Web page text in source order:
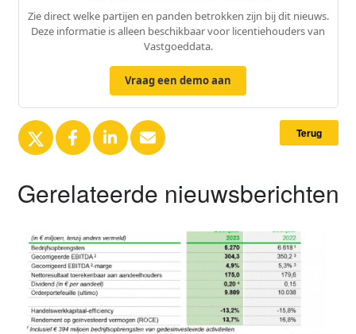
Zie direct welke partijen en panden betrokken zijn bij dit nieuws.
Deze informatie is alleen beschikbaar voor licentiehouders van
Vastgoeddata.
Vraag een demo aan
Terug
Gerelateerde nieuwsberichten